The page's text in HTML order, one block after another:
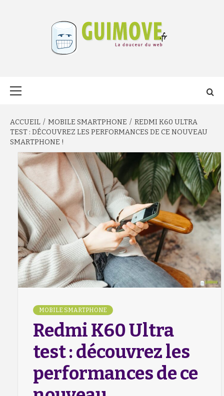
ACCUEIL MOBILE SMARTPHONE
REDMI K60 ULTRA
TEST : DÉCOUVREZ LES PERFORMANCES DE CE NOUVEAU
SMARTPHONE !
MOBILE SMARTPHONE
Redmi K60 Ultra
test : découvrez les
performances de ce